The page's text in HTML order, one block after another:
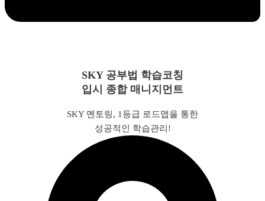
SKY 공부법 학습코칭
입시 종합 매니지먼트
SKY 멘토링, 1등급 로드맵을 통한
성공적인 학습관리!